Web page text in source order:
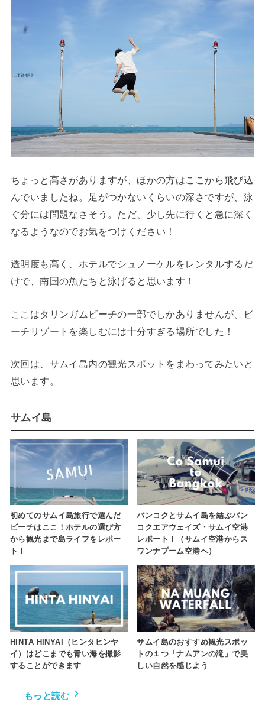
ちょっと高さがありますが、ほかの方はここから飛び込
んでいましたね。足がつかないくらいの深さですが、泳
ぐ分には問題なさそう。ただ、少し先に行くと急に深く
なるようなのでお気をつけください！
透明度も高く、ホテルでシュノーケルをレンタルするだ
けで、南国の魚たちと泳げると思います！
ここはタリンガムビーチの一部でしかありませんが、ビ
ーチリゾートを楽しむには十分すぎる場所でした！
次回は、サムイ島内の観光スポットをまわってみたいと
思います。
サムイ島
初めてのサムイ島旅行で選んだ
ビーチはここ！ホテルの選び方
から観光まで島ライフをレポー
ト！
バンコクとサムイ島を結ぶバン
コクエアウェイズ・サムイ空港
レポート！（サムイ空港からス
ワンナプーム空港へ）
HINTA HINYAI（ヒンタヒンヤ
イ）はどこまでも青い海を撮影
することができます
サムイ島のおすすめ観光スポッ
トの１つ「ナムアンの滝」で美
しい自然を感じよう
もっと読む